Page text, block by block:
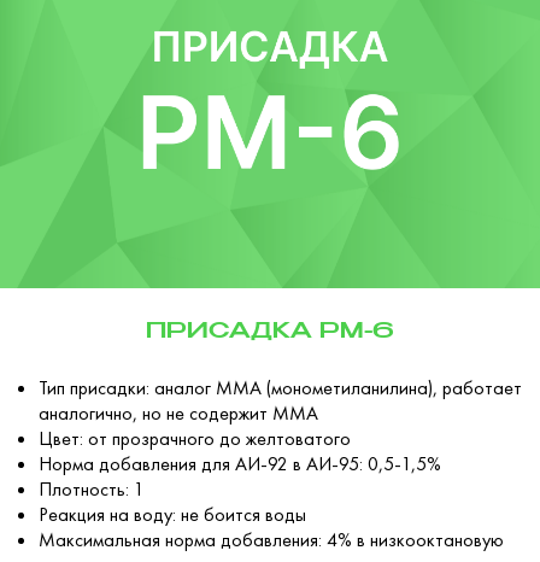
ПРИСАДКА РМ-6
Тип присадки: аналог ММА (монометиланилина), работает
аналогично, но не содержит ММА
Цвет: от прозрачного до желтоватого
Норма добавления для АИ-92 в АИ-95: 0,5-1,5%
Плотность: 1
Реакция на воду: не боится воды
Максимальная норма добавления: 4% в низкооктановую